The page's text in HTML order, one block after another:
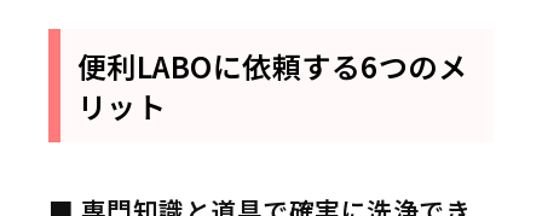
便利LABOに依頼する6つのメ
リット